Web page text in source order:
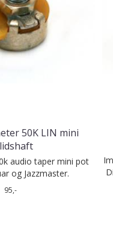
50K LIN mini
audio taper mini pot
og Jazzmaster.
95,-